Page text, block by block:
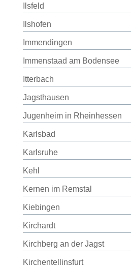
Ilsfeld
Ilshofen
Immendingen
Immenstaad am Bodensee
Itterbach
Jagsthausen
Jugenheim in Rheinhessen
Karlsbad
Karlsruhe
Kehl
Kernen im Remstal
Kiebingen
Kirchardt
Kirchberg an der Jagst
Kirchentellinsfurt